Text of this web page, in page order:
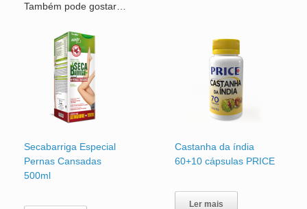
Também pode gostar…
Secabarriga Especial
Pernas Cansadas
500ml
Castanha da índia
60+10 cápsulas PRICE
Ler mais